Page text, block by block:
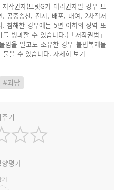
작권자(브릿G가 대리권자일 경우 브
공중송신, 전시, 배포, 대여, 2차적저
침해한 경우에는 5년 이하의 징역 또
병과할 수 있습니다.(「저작권법」
임을 알고도 소유한 경우 불법복제물
물을 수 있습니다. 자세히 보기
#괴담
주기
향평가
기